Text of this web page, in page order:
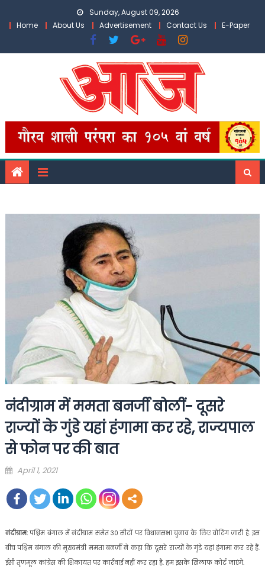
Sunday, August 09, 2026
Home
About Us Advertisement Contact Us E-Paper
नंदीग्राम में ममता बनर्जी बोलीं- दूसरे
राज्यों के गुंडे यहां हंगामा कर रहे, राज्यपाल
से फोन पर की बात
Posted
April 1, 2021
नंदीग्राम:पश्चिम बंगाल में नंदीग्राम समेत 30 सीटों पर विधानसभा चुनाव के लिए वोटिंग जारी है. इस
बीच पश्चिम बंगाल की मुख्यमंत्री ममता बनर्जी ने कहा कि दूसरे राज्यों के गुंडे यहां हंगामा कर रहे हैं.
ईसी तृणमूल कांग्रेस की शिकायत पर कार्रवाई नहीं कर रहा है. हम इसके खिलाफ कोर्ट जाएंगे.